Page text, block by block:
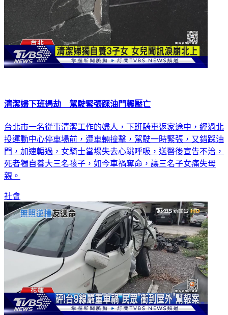
清潔婦下班遇劫 駕駛緊張踩油門輾壓亡
台北市一名從事清潔工作的婦人，下班騎車返家途中，經過北
投運動中心停車場前，遭車輛撞擊，駕駛一時緊張，又錯踩油
門，加速輾過，女騎士當場失去心跳呼吸，送醫後宣告不治，
死者獨自養大三名孩子，如今車禍奪命，讓三名子女痛失母
親。
社會